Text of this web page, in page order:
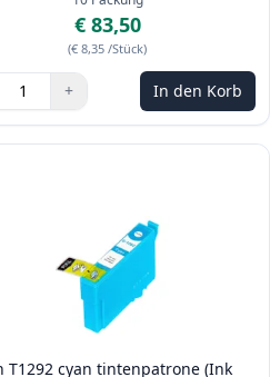
€ 83,50
(€ 8,35 /Stück)
Sie die Tasten, um anzupassen
+
1 In den Korb
T1292 cyan tintenpatrone (Ink